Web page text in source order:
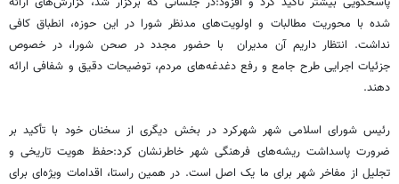
شده با محوریت مطالبات و اولویت‌های مدنظر شورا در این حوزه، انطباق کافی
نداشت. انتظار داریم آن مدیران با حضور مجدد در صحن شورا، در خصوص
جزئیات اجرایی طرح جامع و رفع دغدغه‌های مردم، توضیحات دقیق و شفافی ارائه
دهند.
رئیس شورای اسلامی شهر شهرکرد در بخش دیگری از سخنان خود با تأکید بر
ضرورت پاسداشت ریشه‌های فرهنگی شهر خاطرنشان کرد:حفظ هویت تاریخی و
تجلیل از مفاخر شهر برای ما یک اصل است. در همین راستا، اقدامات ویژه‌ای برای